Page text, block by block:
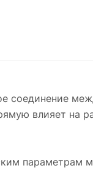
соединение
влияет на
параметрам